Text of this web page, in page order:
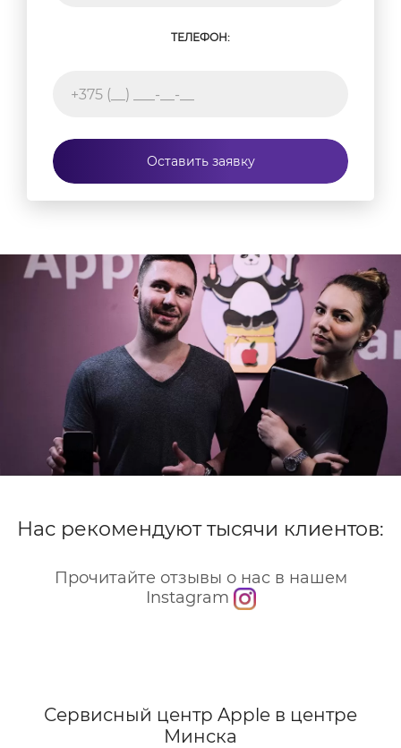
ТЕЛЕФОН:
Оставить заявку
Нас рекомендуют тысячи клиентов:
Прочитайте отзывы о нас в нашем
Instagram
Сервисный центр Apple в центре
Минска